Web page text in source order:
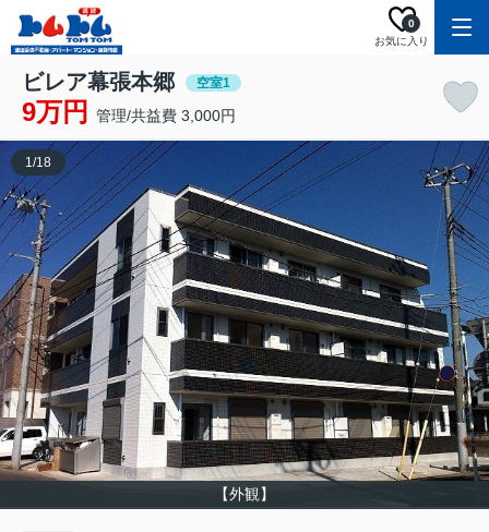
お気に入り
0
ビレア幕張本郷 空室1
9万円 管理/共益費 3,000円
【外観】
1/18